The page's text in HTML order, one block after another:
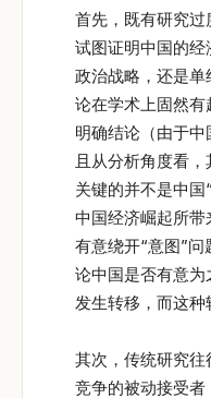
首先，既有研究过
试图证明中国的
政治战略，还是
论在学术上固然有
明确结论（由于
且从分析角度看
关键的并不是中国
中国经济崛起所
有意绕开“意图”
论中国是否有意
发生转移，而这种
其次，传统研究
竞争的被动接受者